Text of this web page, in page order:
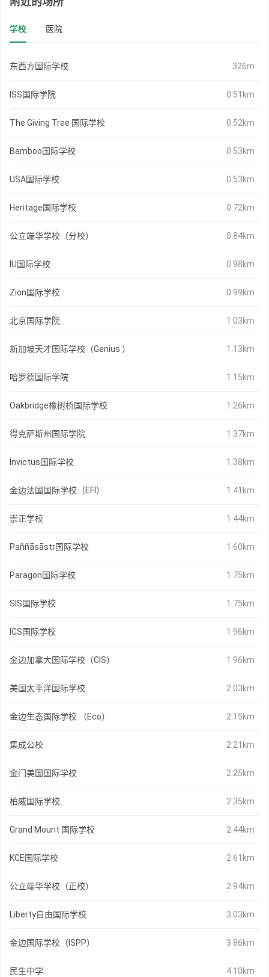
学校 医院
东西方国际学校 326m
ISS国际学院 0.51km
The Giving Tree 国际学校 0.52km
Bamboo国际学校 0.53km
USA国际学校 0.53km
Heritage国际学校 0.72km
公立端华学校（分校） 0.84km
IU国际学校 0.98km
Zion国际学校 0.99km
北京国际学院 1.03km
新加坡天才国际学校（Genius ） 1.13km
哈罗德国际学院 1.15km
Oakbridge橡树桥国际学校 1.26km
得克萨斯州国际学院 1.37km
Invictus国际学校 1.38km
金边法国国际学校（EFI） 1.41km
崇正学校 1.44km
Paññāsāstr国际学校 1.60km
Paragon国际学校 1.75km
SIS国际学校 1.75km
ICS国际学校 1.96km
金边加拿大国际学校（CIS） 1.96km
美国太平洋国际学校 2.03km
金边生态国际学校 （Eco） 2.15km
集成公校 2.21km
金门美国国际学校 2.25km
柏威国际学校 2.35km
Grand Mount 国际学校 2.44km
KCE国际学校 2.61km
公立端华学校（正校） 2.94km
Liberty自由国际学校 3.03km
金边国际学校（ISPP） 3.86km
民生中学 4.10km